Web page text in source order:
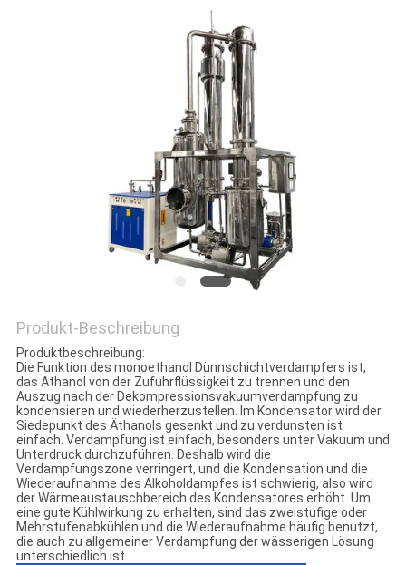
DATENSCHUTZRICHTLINIE
Produkt-Beschreibung
Produktbeschreibung:
Die Funktion des monoethanol Dünnschichtverdampfers ist,
das Äthanol von der Zufuhrflüssigkeit zu trennen und den
Auszug nach der Dekompressionsvakuumverdampfung zu
kondensieren und wiederherzustellen. Im Kondensator wird der
Siedepunkt des Äthanols gesenkt und zu verdunsten ist
einfach. Verdampfung ist einfach, besonders unter Vakuum und
Unterdruck durchzuführen. Deshalb wird die
Verdampfungszone verringert, und die Kondensation und die
Wiederaufnahme des Alkoholdampfes ist schwierig, also wird
der Wärmeaustauschbereich des Kondensatores erhöht. Um
eine gute Kühlwirkung zu erhalten, sind das zweistufige oder
Mehrstufenabkühlen und die Wiederaufnahme häufig benutzt,
die auch zu allgemeiner Verdampfung der wässerigen Lösung
unterschiedlich ist.